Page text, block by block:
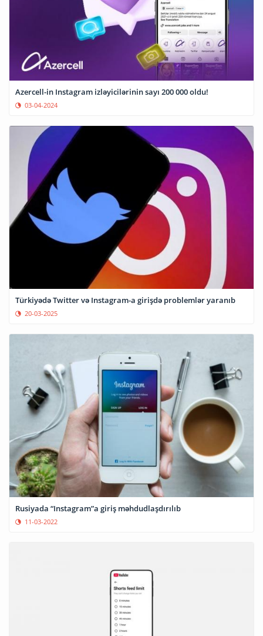
Azercell-in Instagram izləyicilərinin sayı 200 000 oldu!
03-04-2024
​Türkiyədə Twitter və Instagram-a girişdə problemlər yaranıb
20-03-2025
Rusiyada “Instagram”a giriş məhdudlaşdırılıb
11-03-2022